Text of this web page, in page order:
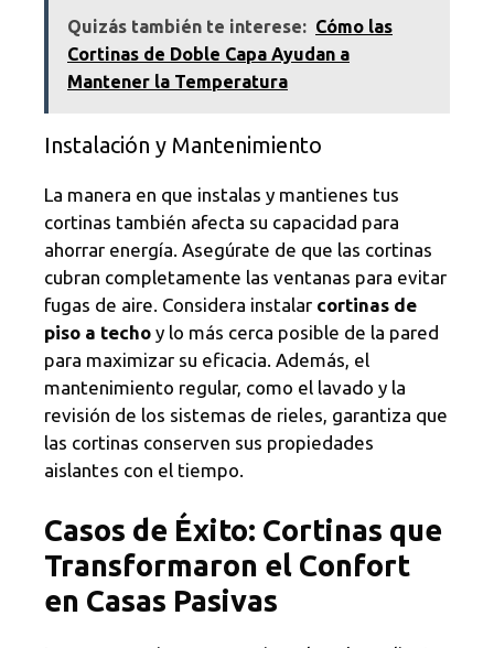
Quizás también te interese: Cómo las
Cortinas de Doble Capa Ayudan a
Mantener la Temperatura
Instalación y Mantenimiento
La manera en que instalas y mantienes tus
cortinas también afecta su capacidad para
ahorrar energía. Asegúrate de que las cortinas
cubran completamente las ventanas para evitar
fugas de aire. Considera instalar cortinas de
piso a techo y lo más cerca posible de la pared
para maximizar su eficacia. Además, el
mantenimiento regular, como el lavado y la
revisión de los sistemas de rieles, garantiza que
las cortinas conserven sus propiedades
aislantes con el tiempo.
Casos de Éxito: Cortinas que
Transformaron el Confort
en Casas Pasivas